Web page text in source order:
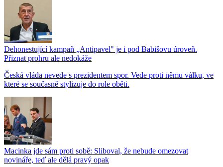
Dehonestující kampaň „Antipavel" je i pod Babišovu úroveň.
Přiznat prohru ale nedokáže
Česká vláda nevede s prezidentem spor. Vede proti němu válku, ve
které se současně stylizuje do role oběti.
Macinka jde sám proti sobě: Sliboval, že nebude omezovat
novináře, teď ale dělá pravý opak